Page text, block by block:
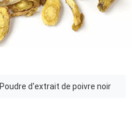
Poudre d'extrait de poivre noir